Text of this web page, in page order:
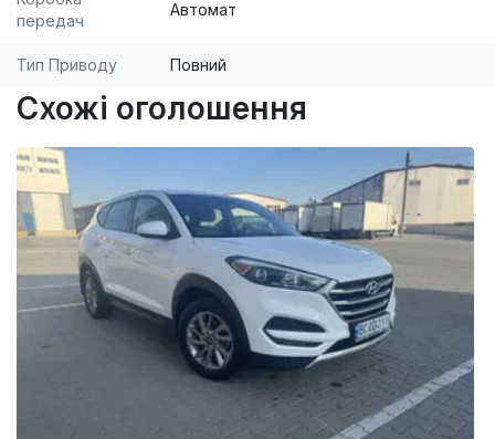
передач
Автомат
Тип Приводу Повний
Схожі оголошення